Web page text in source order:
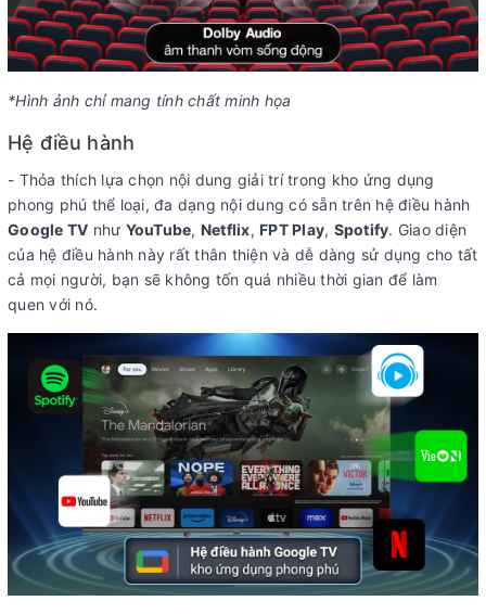
*Hình ảnh chỉ mang tính chất minh họa
Hệ điều hành
- Thỏa thích lựa chọn nội dung giải trí trong kho ứng dụng
phong phú thể loại, đa dạng nội dung có sẵn trên hệ điều hành
Google TV như YouTube, Netflix, FPT Play, Spotify. Giao diện
của hệ điều hành này rất thân thiện và dễ dàng sử dụng cho tất
cả mọi người, bạn sẽ không tốn quá nhiều thời gian để làm
quen với nó.